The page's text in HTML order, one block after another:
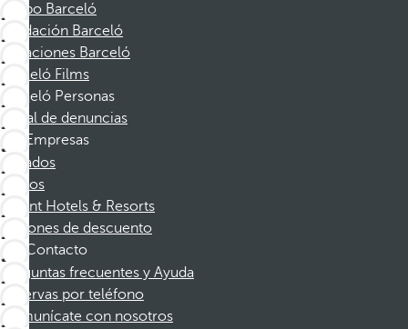
Grupo Barceló
Fundación Barceló
Vacaciones Barceló
Barceló Films
Barceló Personas
Canal de denuncias
Empresas
Afiliados
Socios
Dorint Hotels & Resorts
Cupones de descuento
Contacto
Preguntas frecuentes y Ayuda
Reservas por teléfono
Comunícate con nosotros